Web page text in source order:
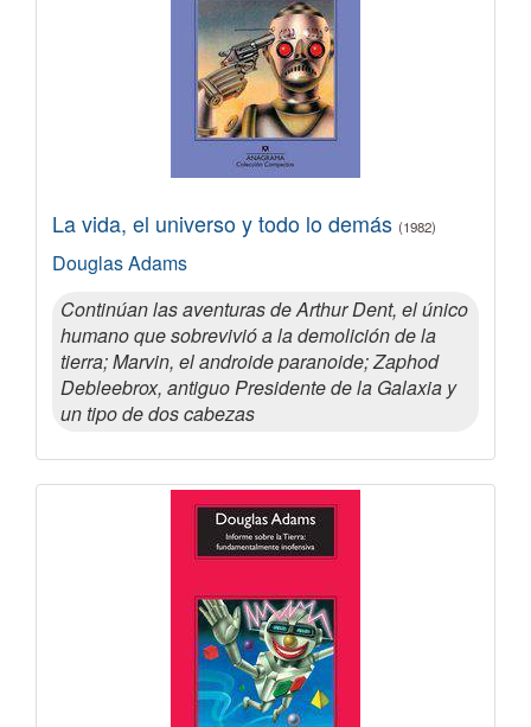
La vida, el universo y todo lo demás (1982)
Douglas Adams
Continúan las aventuras de Arthur Dent, el único
humano que sobrevivió a la demolición de la
tierra; Marvin, el androide paranoide; Zaphod
Debleebrox, antiguo Presidente de la Galaxia y
un tipo de dos cabezas